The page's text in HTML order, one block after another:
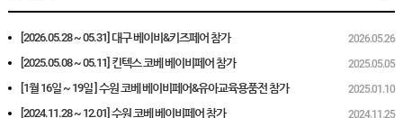
[2026.05.28 ~ 05.31] 대구 베이비&키즈페어 참가 2026.05.26
[2025.05.08 ~ 05.11] 킨텍스 코베 베이비페어 참가 2025.05.05
[1월 16일 ~ 19일 ] 수원 코베 베이비페어&유아교육용품전 참가 2025.01.10
[2024.11.28 ~ 12.01] 수원 코베 베이비페어 참가
2024.11.25